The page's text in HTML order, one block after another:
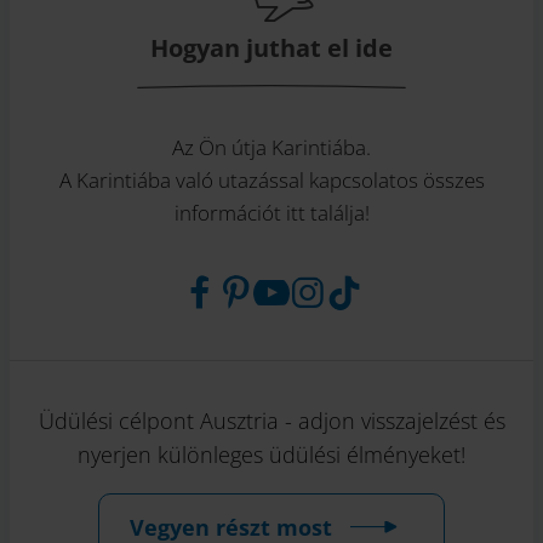
Hogyan juthat el ide
Az Ön útja Karintiába.
A Karintiába való utazással kapcsolatos összes
információt itt találja!
Üdülési célpont Ausztria - adjon visszajelzést és
nyerjen különleges üdülési élményeket!
Vegyen részt most